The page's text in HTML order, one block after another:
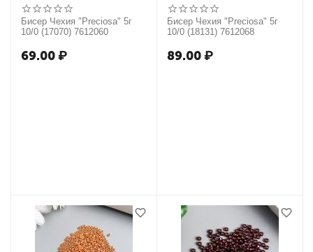
Бисер Чехия "Preciosa" 5г
10/0 (17070) 7612060
69.00₽
Бисер Чехия "Preciosa" 5г
10/0 (18131) 7612068
89.00₽